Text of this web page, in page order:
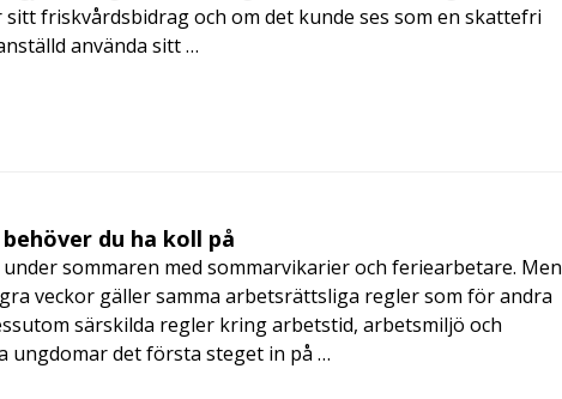
friskvårdsbidrag och om det kunde ses som en skattefri
använda sitt …
du ha koll på
sommaren med sommarvikarier och feriearbetare. Men
veckor gäller samma arbetsrättsliga regler som för andra
särskilda regler kring arbetstid, arbetsmiljö och
ungdomar det första steget in på …